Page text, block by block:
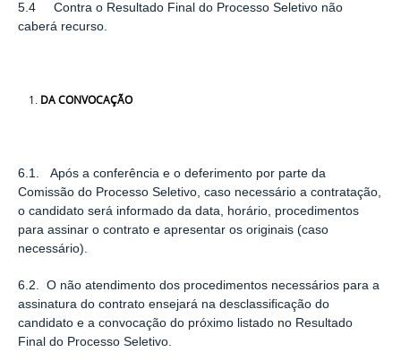
5.4 Contra o Resultado Final do Processo Seletivo não
caberá recurso.
DA CONVOCAÇÃO
6.1. Após a conferência e o deferimento por parte da
Comissão do Processo Seletivo, caso necessário a contratação,
o candidato será informado da data, horário, procedimentos
para assinar o contrato e apresentar os originais (caso
necessário).
6.2. O não atendimento dos procedimentos necessários para a
assinatura do contrato ensejará na desclassiﬁcação do
candidato e a convocação do próximo listado no Resultado
Final do Processo Seletivo.